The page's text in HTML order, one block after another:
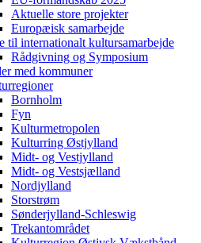
Aktuelle store projekter
Europæisk samarbejde
til internationalt kultursamarbejde
Rådgivning og Symposium
med kommuner
Bornholm
Fyn
Kulturmetropolen
Kulturring Østjylland
Midt- og Vestjylland
Midt- og Vestsjælland
Nordjylland
Storstrøm
Sønderjylland-Schleswig
Trekantområdet